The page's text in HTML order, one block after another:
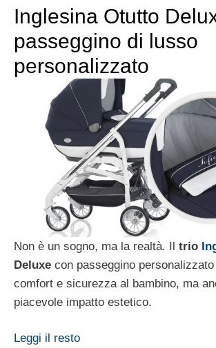
Inglesina Otutto
passeggino di lusso
personalizzato
Non è un sogno, ma la realtà. Il trio
Deluxe con passeggino
comfort e sicurezza al bambino, ma
piacevole impatto estetico.
Leggi il resto